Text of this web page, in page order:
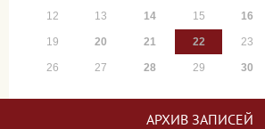
12 13 14 15 16
19 20 21 22 23
26 27 28 29 30
АРХИВ ЗАПИСЕЙ